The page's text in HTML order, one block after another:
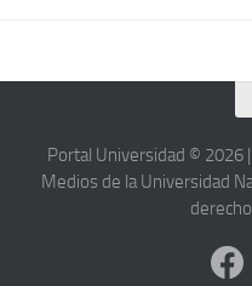
Portal Universidad © 2026
Medios de la Universidad